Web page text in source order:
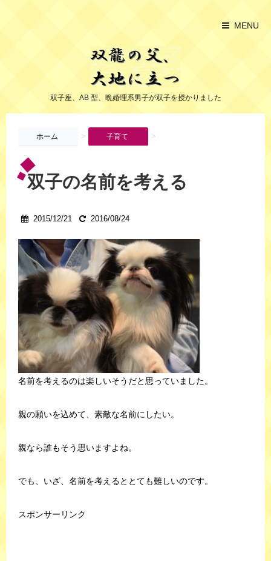
MENU
双子座、AB 型、晩婚理系男子が双子を授かりました
ホーム > 子育て >
双子の名前を考える
2015/12/21 2016/08/24
名前を考えるのは楽しいそうだと思っていました。
親の願いを込めて、素敵な名前にしたい。
親なら誰もそう思いますよね。
でも、いざ、名前を考えるととても難しいのです。
スポンサーリンク